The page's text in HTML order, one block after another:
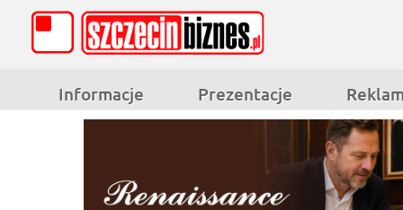
Informacje Prezentacje